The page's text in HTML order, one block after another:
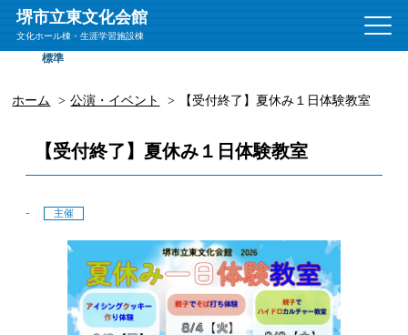
堺市立東文化会館
文化ホール棟・生涯学習施設棟
標準
ホーム 公演・イベント 【受付終了】夏休み１日体験教室
【受付終了】夏休み１日体験教室
- 主催